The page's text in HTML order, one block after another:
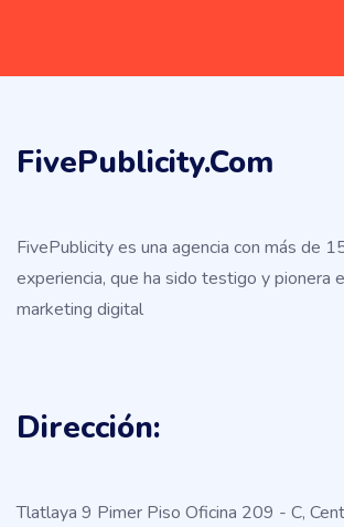
FivePublicity.com
FivePublicity es una agencia con más de
experiencia, que ha sido testigo y pionera
marketing digital
Dirección:
Tlatlaya 9 Pimer Piso Oficina 209 - C,